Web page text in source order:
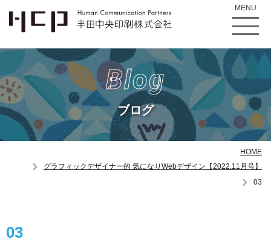
MENU
Blog
ブログ
HOME
グラフィックデザイナー的 気になりWebデザイン【2022.11月号】
03
03